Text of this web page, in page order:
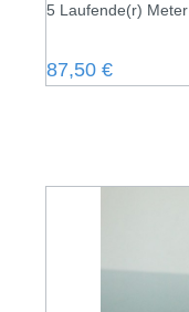
5 Laufende(r) Meter
Regulärer Preis:
87,50 €